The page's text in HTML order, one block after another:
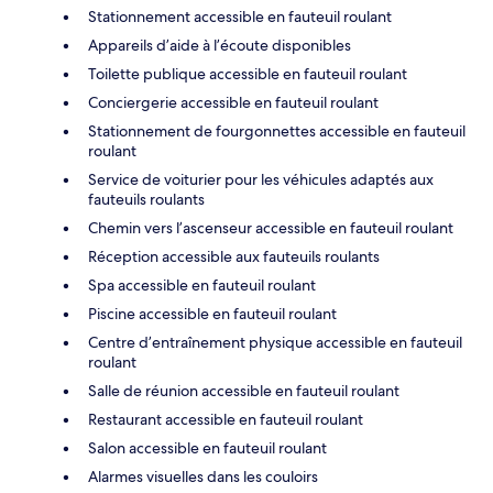
Stationnement accessible en fauteuil roulant
Appareils d’aide à l’écoute disponibles
Toilette publique accessible en fauteuil roulant
Conciergerie accessible en fauteuil roulant
Stationnement de fourgonnettes accessible en fauteuil
roulant
Service de voiturier pour les véhicules adaptés aux
fauteuils roulants
Chemin vers l’ascenseur accessible en fauteuil roulant
Réception accessible aux fauteuils roulants
Spa accessible en fauteuil roulant
Piscine accessible en fauteuil roulant
Centre d’entraînement physique accessible en fauteuil
roulant
Salle de réunion accessible en fauteuil roulant
Restaurant accessible en fauteuil roulant
Salon accessible en fauteuil roulant
Alarmes visuelles dans les couloirs